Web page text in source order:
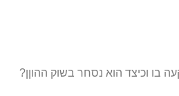
בו וכיצד הוא נסחר בשוק ההוןן?